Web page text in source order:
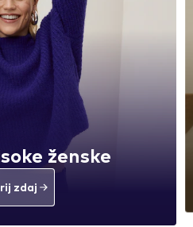
ženske
zdaj